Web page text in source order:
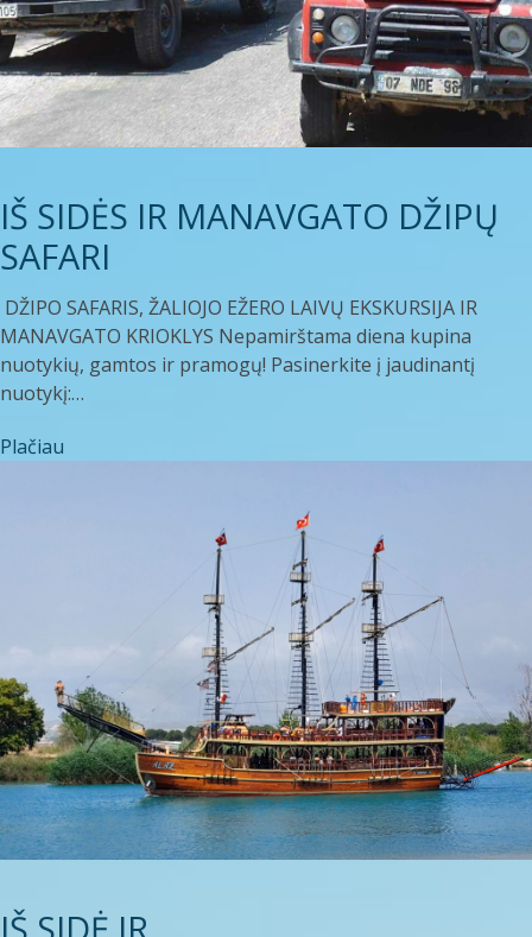
IŠ SIDĖS IR MANAVGATO DŽIPŲ
SAFARI
DŽIPO SAFARIS, ŽALIOJO EŽERO LAIVŲ EKSKURSIJA IR
MANAVGATO KRIOKLYS Nepamirštama diena kupina
nuotykių, gamtos ir pramogų! Pasinerkite į jaudinantį
nuotykį:…
Plačiau